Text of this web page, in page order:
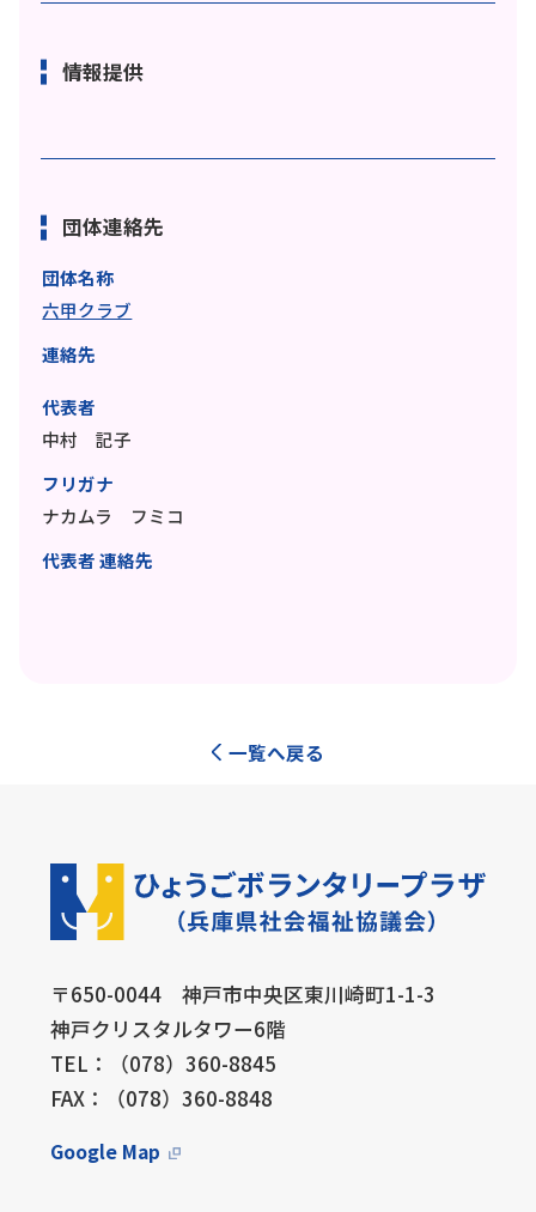
情報提供
団体連絡先
団体名称
六甲クラブ
連絡先
代表者
中村 記子
フリガナ
ナカムラ フミコ
代表者 連絡先
一覧へ戻る
〒650-0044 神戸市中央区東川崎町1-1-3
神戸クリスタルタワー6階
TEL：（078）360-8845
FAX：（078）360-8848
Google Map